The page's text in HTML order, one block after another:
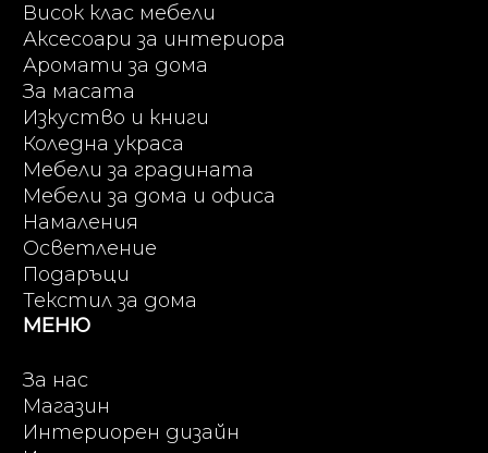
Висок клас мебели
Аксесоари за интериора
Аромати за дома
За масата
Изкуство и книги
Коледна украса
Мебели за градината
Мебели за дома и офиса
Намаления
Осветление
Подаръци
Текстил за дома
МЕНЮ
За нас
Магазин
Интериорен дизайн